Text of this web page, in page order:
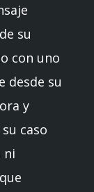
su
con uno
desde su
y
caso
ni